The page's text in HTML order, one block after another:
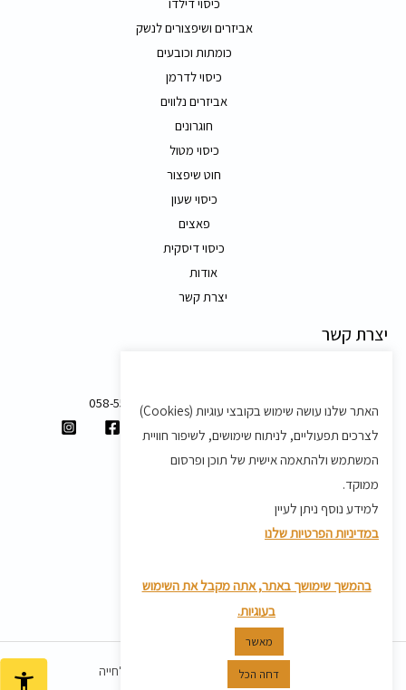
כיסוי דילדו
אביזרים ושיפצורים לנשק
כומתות וכובעים
כיסוי לדרמן
אביזרים נלווים
חוגרונים
כיסוי מטול
חוט שיפצור
כיסוי שעון
פאצים
כיסוי דיסקית
אודות
יצרת קשר
יצרת קשר
058-5557588
shvartz.order@gmail.com
תנאים ותקנון
מדיניות החזרת מוצרים
כל הזכויות שמורות ל© 2026 שוורץ אמלחייה
האתר שלנו עושה שימוש בקובצי עוגיות (Cookies)
לצרכים תפעוליים, לניתוח שימושים, לשיפור חוויית
המשתמש ולהתאמה אישית של תוכן ופרסום
ממוקד.
למידע נוסף ניתן לעיין
במדיניות הפרטיות שלנו
בהמשך שימושך באתר, אתה מקבל את השימוש
בעוגיות.
מאשר
דחה הכל